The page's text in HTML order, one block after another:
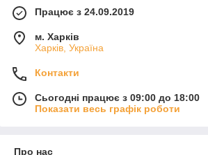
Працює з 24.09.2019
м. Харків
Харків, Україна
Контакти
Сьогодні працює з 09:00 до 18:00
Показати весь графік роботи
Про нас